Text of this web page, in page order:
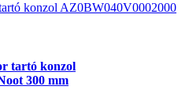
konzol AZ0BW040V0002000
tartó konzol
300 mm